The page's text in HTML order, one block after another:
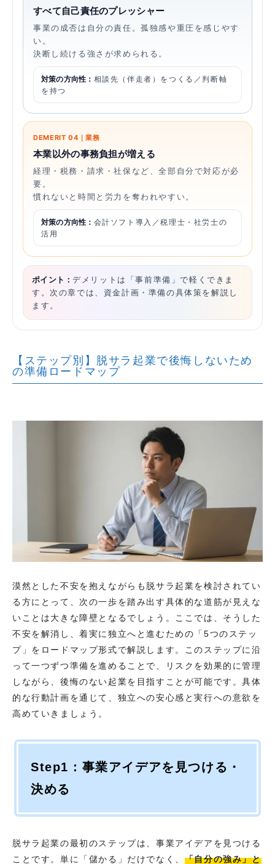
すべて自己責任のプレッシャー
事業の成否は自分の責任。孤独感や重圧を感じやす
い。
決断し続ける強さが求められる。
対策の方向性： 相談先（伴走者）をつくる／判断軸
を持つ
DEMERIT 04｜業務
本業以外の事務負担が増える
経理・税務・請求・社保など、全部自分で対応が必
要。
慣れないと時間と労力を奪われやすい。
対策の方向性： 会計ソフト導入／税理士・社労士の
活用
ポイント：デメリットは「事前準備」で軽くできま
す。次の章では、資金計画・準備の具体策を解説し
ます。
【ステップ別】脱サラ起業で後悔しないため
の準備ロードマップ
漠然とした不安を抱えながらも脱サラ起業を検討されてい
る方にとって、次の一歩を踏み出す具体的な道筋が見えな
いことは大きな障壁となるでしょう。ここでは、そうした
不安を解消し、着実に独立へと進むための「5つのステッ
プ」をロードマップ形式で解説します。このステップに沿
って一つずつ準備を進めることで、リスクを効果的に管理
しながら、後悔のない起業を目指すことが可能です。具体
的な行動計画を通じて、独立への安心感と実行への意欲を
高めていきましょう。
Step1：事業アイデアを見つける・
決める
脱サラ起業の最初のステップは、事業アイデアを見つける
ことです。単に「儲かる」だけでなく、 「自分の強み」と